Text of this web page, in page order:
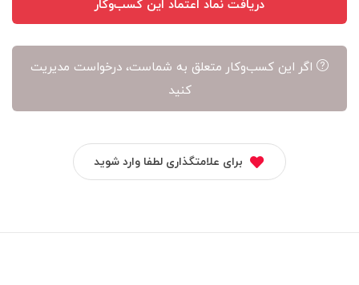
دریافت نماد اعتماد این کسب‌وکار
اگر این کسب‌وکار متعلق به شماست، درخواست مدیریت
کنید
برای علامتگذاری لطفا وارد شوید